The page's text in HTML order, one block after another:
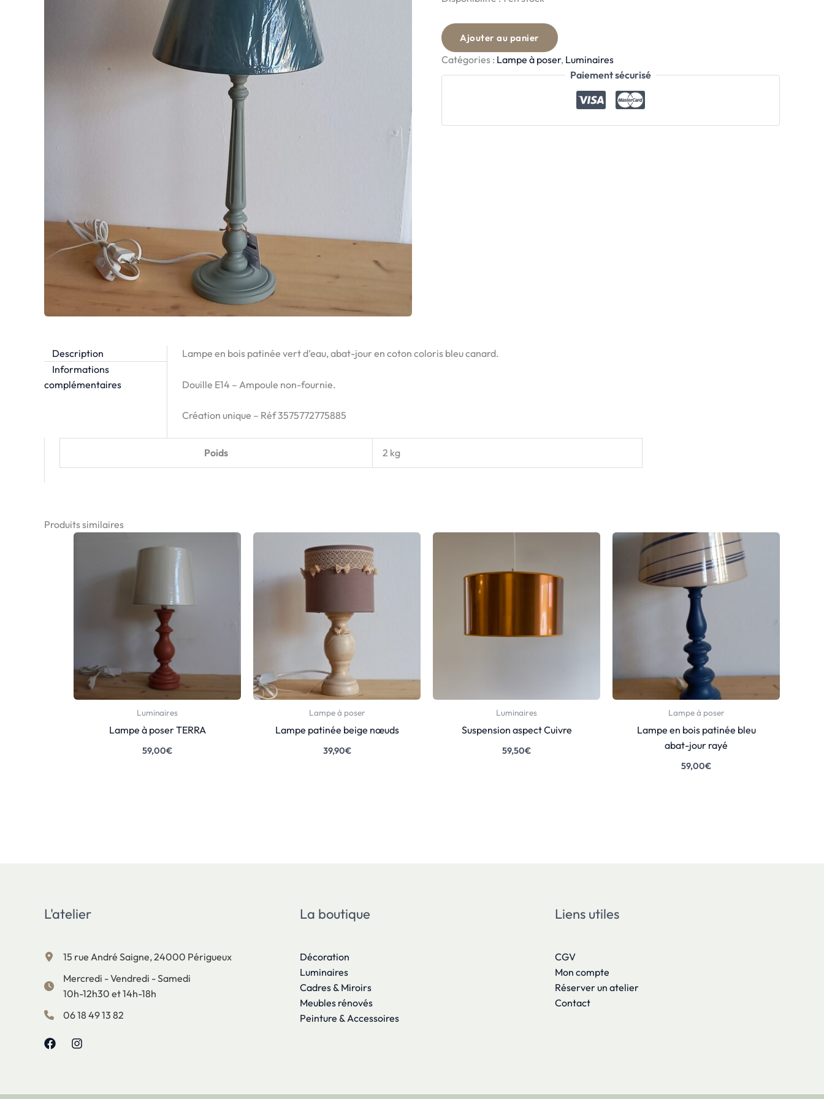
Ajouter au panier
Catégories : Lampe à poser, Luminaires
Paiement sécurisé
Description
Informations
complémentaires
Lampe en bois patinée vert d’eau, abat-jour en coton coloris bleu canard.
Douille E14 – Ampoule non-fournie.
Création unique – Réf 3575772775885
Poids 2 kg
Produits similaires
Luminaires
Lampe à poser TERRA
59,00€
Lampe à poser
Lampe patinée beige nœuds
39,90€
Luminaires
Suspension aspect Cuivre
59,50€
Lampe à poser
Lampe en bois patinée bleu
abat-jour rayé
59,00€
L'atelier
15 rue André Saigne, 24000 Périgueux
Mercredi - Vendredi - Samedi
10h-12h30 et 14h-18h
06 18 49 13 82
La boutique
Décoration
Luminaires
Cadres & Miroirs
Meubles rénovés
Peinture & Accessoires
Liens utiles
CGV
Mon compte
Réserver un atelier
Contact